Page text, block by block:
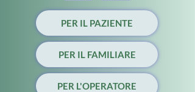
PER IL PAZIENTE
PER IL FAMILIARE
PER L'OPERATORE